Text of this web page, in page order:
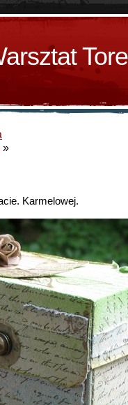
»
Karmelowej.